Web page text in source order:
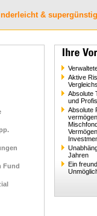
&
Fund
Aktive
Absolute
und Profis
Absolute
Jahren
Ein